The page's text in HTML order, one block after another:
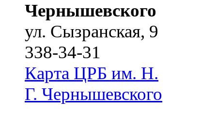
Чернышевского
ул. Сызранская, 9
338-34-31
Карта ЦРБ им. Н.
Г. Чернышевского